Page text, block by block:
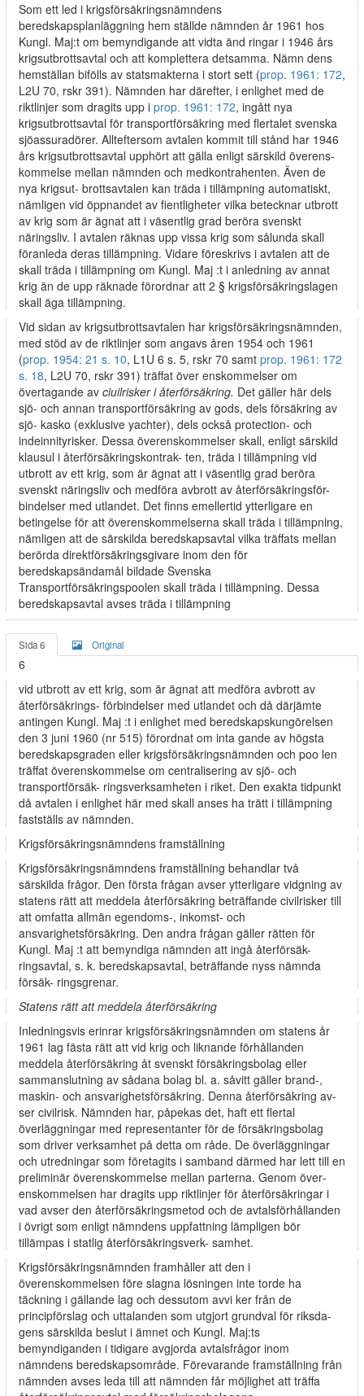
Som ett led i krigsförsäkringsnämndens
beredskapsplanläggning hem­ ställde nämnden år 1961 hos
Kungl. Maj:t om bemyndigande att vidta änd­ ringar i 1946 års
krigsutbrottsavtal och att komplettera detsamma. Nämn­ dens
hemställan bifölls av statsmakterna i stort sett (prop. 1961: 172,
L2U 70, rskr 391). Nämnden har därefter, i enlighet med de
riktlinjer som dragits upp i prop. 1961: 172, ingått nya
krigsutbrottsavtal för transportförsäkring med flertalet svenska
sjöassuradörer. Allteftersom avtalen kommit till stånd har 1946
års krigsutbrottsavtal upphört att gälla enligt särskild överens­
kommelse mellan nämnden och medkontrahenten. Även de
nya krigsut- brottsavtalen kan träda i tillämpning automatiskt,
nämligen vid öppnandet av fientligheter vilka betecknar utbrott
av krig som är ägnat att i väsentlig grad beröra svenskt
näringsliv. I avtalen räknas upp vissa krig som sålunda skall
föranleda deras tillämpning. Vidare föreskrivs i avtalen att de
skall träda i tillämpning om Kungl. Maj :t i anledning av annat
krig än de upp­ räknade förordnar att 2 § krigsförsäkringslagen
skall äga tillämpning.
Vid sidan av krigsutbrottsavtalen har krigsförsäkringsnämnden,
med stöd av de riktlinjer som angavs åren 1954 och 1961
(prop. 1954: 21 s. 10, L1U 6 s. 5, rskr 70 samt prop. 1961: 172
s. 18, L2U 70, rskr 391) träffat över­ enskommelser om
övertagande av ciuilrisker i återförsäkring. Det gäller här dels
sjö- och annan transportförsäkring av gods, dels försäkring av
sjö- kasko (exklusive yachter), dels också protection- och
indeinnityrisker. Dessa överenskommelser skall, enligt särskild
klausul i återförsäkringskontrak- ten, träda i tillämpning vid
utbrott av ett krig, som är ägnat att i väsentlig grad beröra
svenskt näringsliv och medföra avbrott av återförsäkringsför-
bindelser med utlandet. Det finns emellertid ytterligare en
betingelse för att överenskommelserna skall träda i tillämpning,
nämligen att de särskilda beredskapsavtal vilka träffats mellan
berörda direktförsäkringsgivare inom den för
beredskapsändamål bildade Svenska
Transportförsäkringspoolen skall träda i tillämpning. Dessa
beredskapsavtal avses träda i tillämpning
Sida 6 Original
6
vid utbrott av ett krig, som är ägnat att medföra avbrott av
återförsäkrings- förbindelser med utlandet och då därjämte
antingen Kungl. Maj :t i enlighet med beredskapskungörelsen
den 3 juni 1960 (nr 515) förordnat om inta­ gande av högsta
beredskapsgraden eller krigsförsäkringsnämnden och poo­ len
träffat överenskommelse om centralisering av sjö- och
transportförsäk- ringsverksamheten i riket. Den exakta tidpunkt
då avtalen i enlighet här­ med skall anses ha trätt i tillämpning
fastställs av nämnden.
Krigsförsäkringsnämndens framställning
Krigsförsäkringsnämndens framställning behandlar två
särskilda frågor. Den första frågan avser ytterligare vidgning av
statens rätt att meddela återförsäkring beträffande civilrisker till
att omfatta allmän egendoms-, inkomst- och
ansvarighetsförsäkring. Den andra frågan gäller rätten för
Kungl. Maj :t att bemyndiga nämnden att ingå återförsäk-
ringsavtal, s. k. beredskapsavtal, beträffande nyss nämnda
försäk- ringsgrenar.
Statens rätt att meddela återförsäkring
Inledningsvis erinrar krigsförsäkringsnämnden om statens år
1961 lag­ fästa rätt att vid krig och liknande förhållanden
meddela återförsäkring åt svenskt försäkringsbolag eller
sammanslutning av sådana bolag bl. a. såvitt gäller brand-,
maskin- och ansvarighetsförsäkring. Denna återförsäkring av­
ser civilrisk. Nämnden har, påpekas det, haft ett flertal
överläggningar med representanter för de försäkringsbolag
som driver verksamhet på detta om­ råde. De överläggningar
och utredningar som företagits i samband därmed har lett till en
preliminär överenskommelse mellan parterna. Genom över­
enskommelsen har dragits upp riktlinjer för återförsäkringar i
vad avser den återförsäkringsmetod och de avtalsförhållanden
i övrigt som enligt nämndens uppfattning lämpligen bör
tillämpas i statlig återförsäkringsverk- samhet.
Krigsförsäkringsnämnden framhåller att den i
överenskommelsen före­ slagna lösningen inte torde ha
täckning i gällande lag och dessutom avvi­ ker från de
principförslag och uttalanden som utgjort grundval för riksda­
gens särskilda beslut i ämnet och Kungl. Maj:ts
bemyndiganden i tidigare avgjorda avtalsfrågor inom
nämndens beredskapsområde. Förevarande framställning från
nämnden avses leda till att nämnden får möjlighet att träffa